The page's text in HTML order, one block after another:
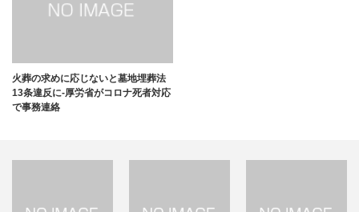
火葬の求めに応じないと墓地埋葬法
13条違反に-厚労省がコロナ死者対応
で事務連絡